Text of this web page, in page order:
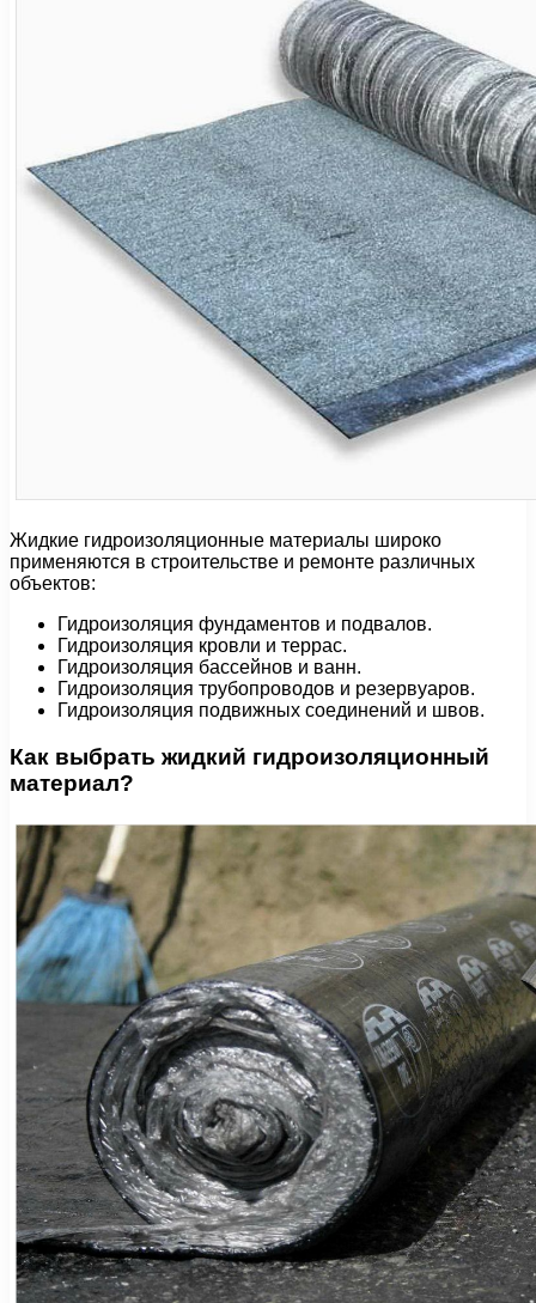
Жидкие гидроизоляционные материалы широко
применяются в строительстве и ремонте различных
объектов:
Гидроизоляция фундаментов и подвалов.
Гидроизоляция кровли и террас.
Гидроизоляция бассейнов и ванн.
Гидроизоляция трубопроводов и резервуаров.
Гидроизоляция подвижных соединений и швов.
Как выбрать жидкий гидроизоляционный
материал?